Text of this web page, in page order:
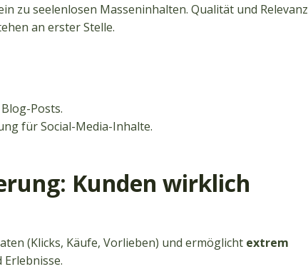
zu seelenlosen Masseninhalten. Qualität und Relevanz
an erster Stelle.
Posts.
für Social-Media-Inhalte.
Kunden wirklich
(Klicks, Käufe, Vorlieben) und ermöglicht extrem
Erlebnisse.